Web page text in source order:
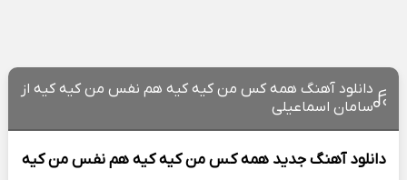
دانلود آهنگ همه کس من کیه کیه هم نفس من کیه کیه از
سامان اسماعیلی
دانلود آهنگ جدید همه کس من کیه کیه هم نفس من کیه